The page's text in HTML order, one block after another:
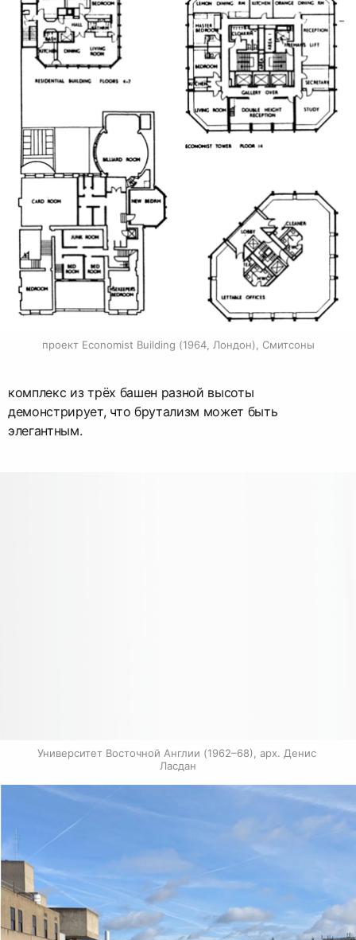
проект Economist Building (1964, Лондон), Смитсоны
комплекс из трёх башен разной высоты
демонстрирует, что брутализм может быть
элегантным.
Университет Восточной Англии (1962–68), арх. Денис
Ласдан